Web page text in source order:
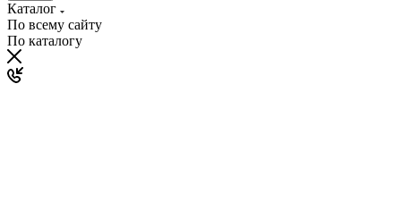
Каталог
По всему сайту
По каталогу